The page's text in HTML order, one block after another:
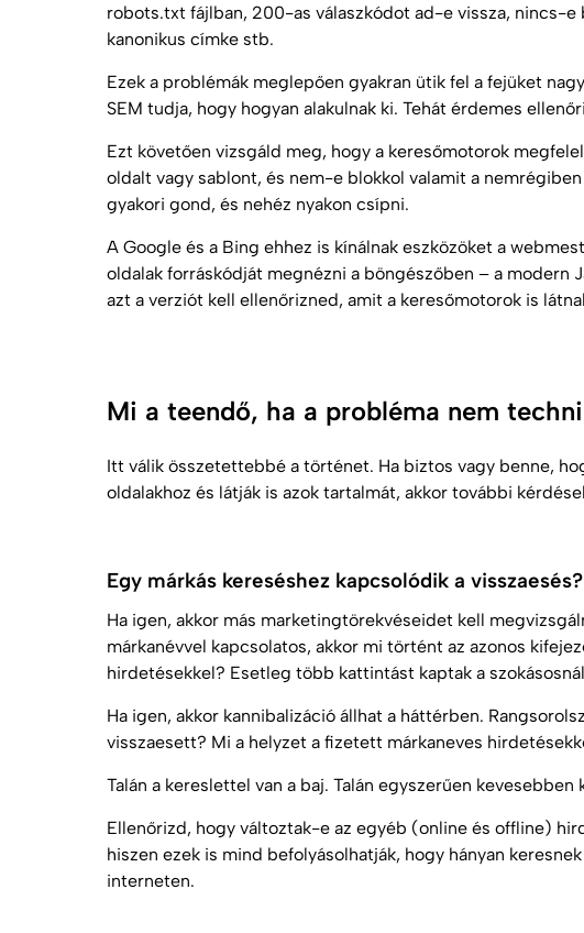
robots.txt fájlban, 200-as válaszkódot ad-e vissza, nincs-e
kanonikus címke stb.
Ezek a problémák meglepően gyakran ütik fel a fejüket
SEM tudja, hogy hogyan alakulnak ki. Tehát érdemes
Ezt követően vizsgáld meg, hogy a keresőmotorok
oldalt vagy sablont, és nem-e blokkol valamit a
gyakori gond, és nehéz nyakon csípni.
A Google és a Bing ehhez is kínálnak eszközöket a
oldalak forráskódját megnézni a böngészőben – a modern
azt a verziót kell ellenőrizned, amit a keresőmotorok is
Mi a teendő, ha a probléma nem
Itt válik összetettebbé a történet. Ha biztos vagy benne,
oldalakhoz és látják is azok tartalmát, akkor további
Egy márkás kereséshez kapcsolódik a visszaesés?
Ha igen, akkor más marketingtörekvéseidet kell
márkanévvel kapcsolatos, akkor mi történt az azonos
hirdetésekkel? Esetleg több kattintást kaptak a
Ha igen, akkor kannibalizáció állhat a háttérben.
visszaesett? Mi a helyzet a fizetett márkaneves
Talán a kereslettel van a baj. Talán egyszerűen kevesebben
Ellenőrizd, hogy változtak-e az egyéb (online és offline)
hiszen ezek is mind befolyásolhatják, hogy hányan
interneten.